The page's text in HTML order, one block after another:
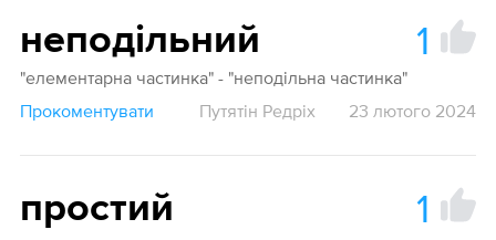
неподільний 1
"елементарна частинка" - "неподільна частинка"
Прокоментувати
Путятін Редріх 23 лютого 2024
простий 1